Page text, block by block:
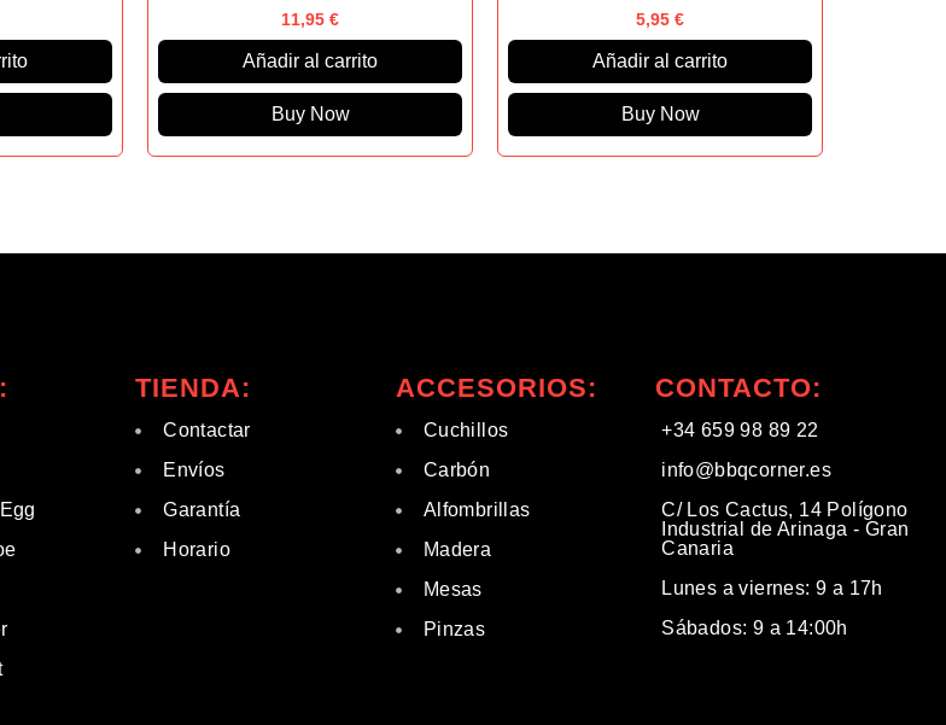
11,95 €
Añadir al carrito
Buy Now
5,95 €
Añadir al carrito
Buy Now
TIENDA:
Contactar
Envíos
Garantía
Horario
ACCESORIOS:
Cuchillos
Carbón
Alfombrillas
Madera
Mesas
Pinzas
CONTACTO:
+34 659 98 89 22
info@bbqcorner.es​
C/ Los Cactus, 14 Polígono
Industrial de Arinaga - Gran
Canaria
Lunes a viernes: 9 a 17h
Sábados: 9 a 14:00h